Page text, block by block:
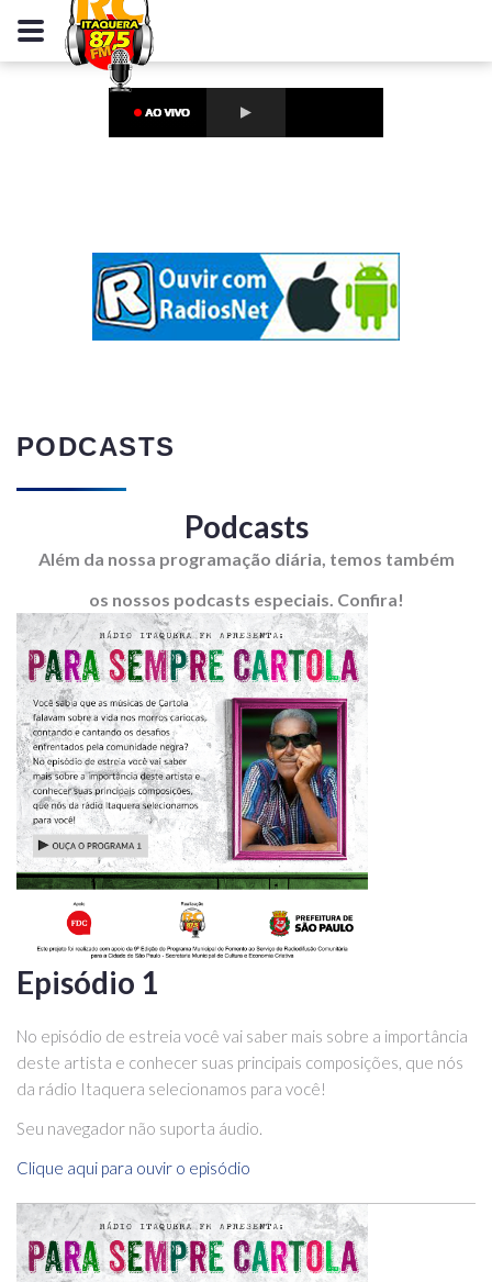
PODCASTS
Podcasts
Além da nossa programação diária, temos também
os nossos podcasts especiais. Confira!
Episódio 1
No episódio de estreia você vai saber mais sobre a importância
deste artista e conhecer suas principais composições, que nós
da rádio Itaquera selecionamos para você!
Seu navegador não suporta áudio.
Clique aqui para ouvir o episódio